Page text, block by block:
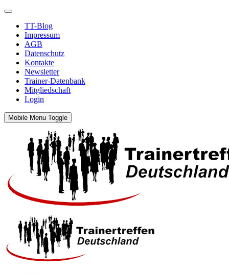
TT-Blog
Impressum
AGB
Datenschutz
Kontakte
Newsletter
Trainer-Datenbank
Mitgliedschaft
Login
Mobile Menu Toggle